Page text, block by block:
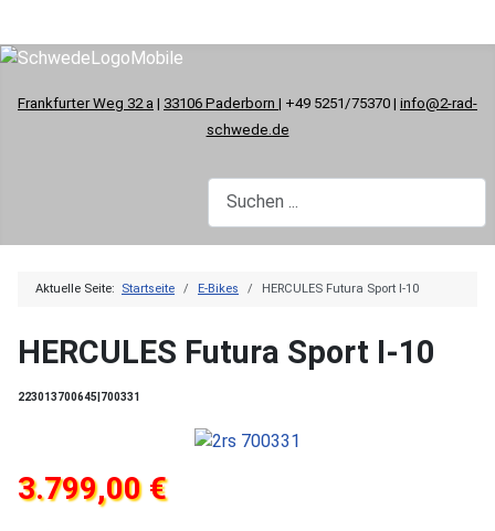
Frankfurter Weg 32 a | 33106 Paderborn | +49 5251/75370 | info@2-rad-
schwede.de
Aktuelle Seite: Startseite E-Bikes HERCULES Futura Sport I-10
HERCULES Futura Sport I-10
223013700645|700331
3.799,00 €